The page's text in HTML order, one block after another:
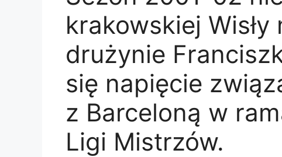
krakowskiej Wisły
drużynie
się napięcie
z Barceloną w
Ligi Mistrzów.